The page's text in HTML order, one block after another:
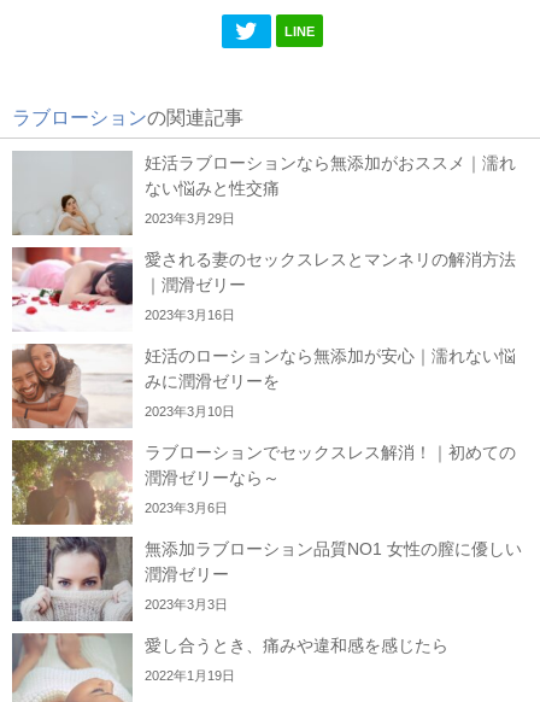
LINE
ラブローションの関連記事
妊活ラブローションなら無添加がおススメ｜濡れ
ない悩みと性交痛
2023年3月29日
愛される妻のセックスレスとマンネリの解消方法
｜潤滑ゼリー
2023年3月16日
妊活のローションなら無添加が安心｜濡れない悩
みに潤滑ゼリーを
2023年3月10日
ラブローションでセックスレス解消！｜初めての
潤滑ゼリーなら～
2023年3月6日
無添加ラブローション品質NO1 女性の膣に優しい
潤滑ゼリー
2023年3月3日
愛し合うとき、痛みや違和感を感じたら
2022年1月19日